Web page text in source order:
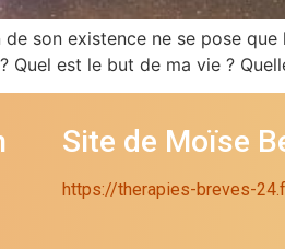
son existence ne se pose que
Quel est le but de ma vie ?
Site de Moïse
https://therapies-breves-